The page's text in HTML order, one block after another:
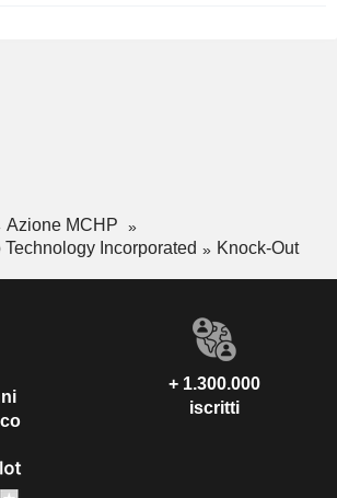
Azione MCHP
Incorporated
Knock-Out
+ 1.300.000
iscritti